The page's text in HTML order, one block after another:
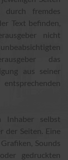
durch fremdes
Text befinden,
nicht
das
aus seiner
Inhaber selbst
der Seiten. Eine
Sounds
gedruckten